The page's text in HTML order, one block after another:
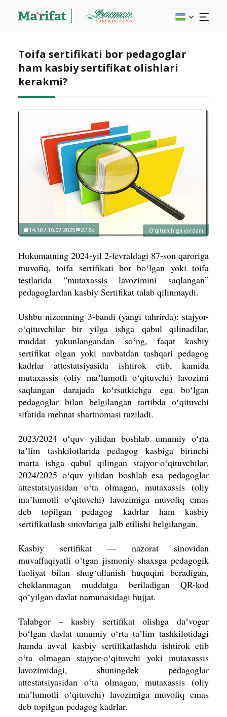
Toifa sertifikati bor pedagoglar
ham kasbiy sertifikat olishlari
kerakmi?
O‘qituvchiga yordam
14:10 / 10.07.2025 2.16k
Hukumatning 2024-yil 2-fevraldagi 87-son qaroriga
muvofiq, toifa sertifikati bor boʻlgan yoki toifa
testlarida “mutaxassis lavozimini saqlangan”
pedagoglardan kasbiy Sertifikat talab qilinmaydi.
Ushbu nizomning 3-bandi (yangi tahrirda): stajyor-
oʻqituvchilar bir yilga ishga qabul qilinadilar,
muddat yakunlangandan soʻng, faqat kasbiy
sertifikat olgan yoki navbatdan tashqari pedagog
kadrlar attestatsiyasida ishtirok etib, kamida
mutaxassis (oliy maʼlumotli oʻqituvchi) lavozimi
saqlangan darajada koʻrsatkichga ega boʻlgan
pedagoglar bilan belgilangan tartibda oʻqituvchi
sifatida mehnat shartnomasi tuziladi.
2023/2024 oʻquv yilidan boshlab umumiy oʻrta
taʼlim tashkilotlarida pedagog kasbiga birinchi
marta ishga qabul qilingan stajyor-oʻqituvchilar,
2024/2025 oʻquv yilidan boshlab esa pedagoglar
attestatsiyasidan oʻta olmagan, mutaxassis (oliy
maʼlumotli oʻqituvchi) lavozimiga muvofiq emas
deb topilgan pedagog kadrlar ham kasbiy
sertifikatlash sinovlariga jalb etilishi belgilangan.
Kasbiy sertifikat — nazorat sinovidan
muvaffaqiyatli o‘tgan jismoniy shaxsga pedagogik
faoliyat bilan shug‘ullanish huquqini beradigan,
cheklanmagan muddatga beriladigan QR-kod
qo‘yilgan davlat namunasidagi hujjat.
Talabgor – kasbiy sertifikat olishga daʼvogar
boʻlgan davlat umumiy oʻrta taʼlim tashkilotidagi
hamda avval kasbiy sertifikatlashda ishtirok etib
oʻta olmagan stajyor-oʻqituvchi yoki mutaxassis
lavozimidagi, shuningdek pedagoglar
attestatsiyasidan oʻta olmagan, mutaxassis (oliy
maʼlumotli oʻqituvchi) lavozimiga muvofiq emas
deb topilgan pedagog kadrlar.